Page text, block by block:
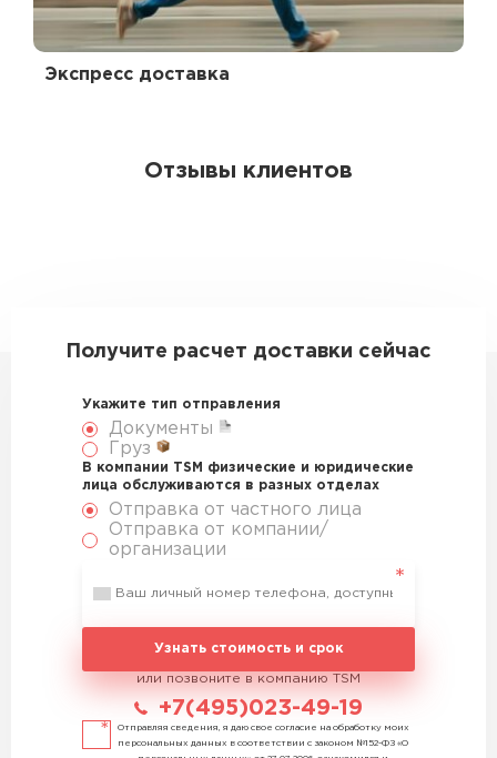
Экспресс доставка
Отзывы клиентов
Получите расчет доставки сейчас
Укажите тип отправления
Документы
Груз
В компании TSM физические и юридические
лица обслуживаются в разных отделах
Отправка от частного лица
Отправка от компании/
организации
Узнать стоимость и срок
или позвоните в компанию TSM
+7(495)023-49-19
Отправляя сведения, я даю свое согласие на обработку моих
персональных данных в соответствии с законом №152-ФЗ «О